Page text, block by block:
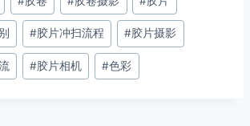
#胶片冲扫流程 #胶片摄影
#胶片相机 #色彩